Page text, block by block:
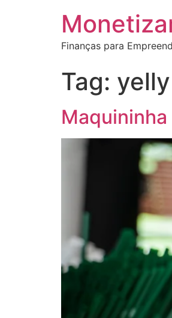
Finanças para
Tag: yelly
Maquininha